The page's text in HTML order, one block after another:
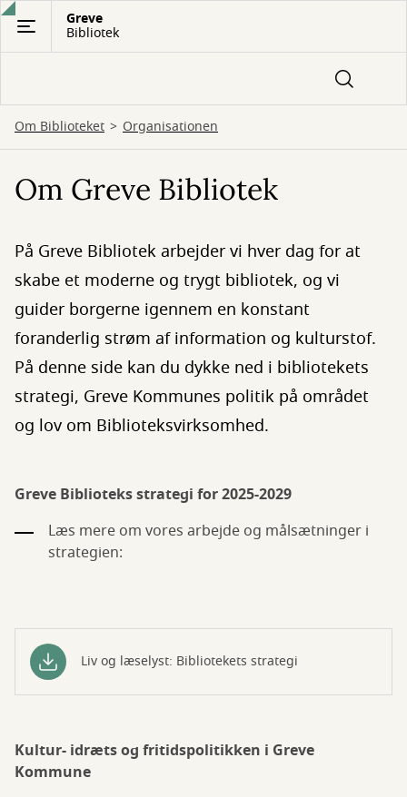
Gå
hovedindhold
Greve
Bibliotek
Om Biblioteket Organisationen
Om Greve Bibliotek
På Greve Bibliotek arbejder vi hver dag for at
skabe et moderne og trygt bibliotek, og vi
guider borgerne igennem en konstant
foranderlig strøm af information og kulturstof.
På denne side kan du dykke ned i bibliotekets
strategi, Greve Kommunes politik på området
og lov om Biblioteksvirksomhed.
Greve Biblioteks strategi for 2025-2029
Læs mere om vores arbejde og målsætninger i
strategien:
Liv og læselyst: Bibliotekets strategi
Kultur- idræts og fritidspolitikken i Greve
Kommune